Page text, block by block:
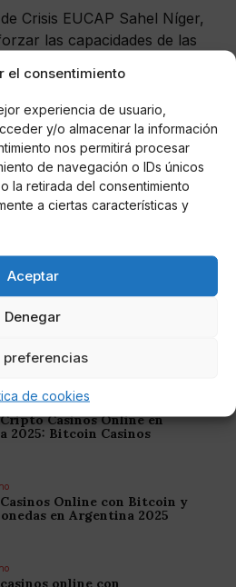
el consentimiento
experiencia de usuario,
y/o almacenar la información
nos permitirá procesar
de navegación o IDs únicos
la retirada del consentimiento
a ciertas características y
Aceptar
Denegar
preferencias
de cookies
Crisis EUCAP Sahel Níger,
las capacidades de las
organizada, para
estabilidad política, la
y la cohesión social en Níger
Inició sus actividades en
hasta julio de 2018.
García Ordóñez
Casinos Online en
2025: Bitcoin Casinos
Online con Bitcoin y
en Argentina 2025
online con